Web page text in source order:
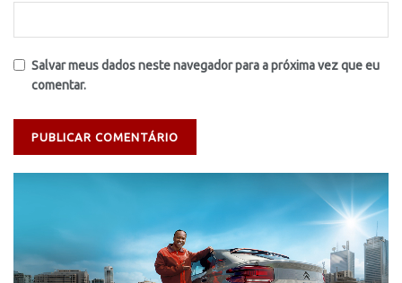
Salvar meus dados neste navegador para a próxima vez que eu
comentar.